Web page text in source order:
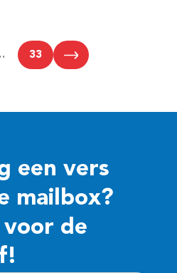
33
een vers
mailbox?
de